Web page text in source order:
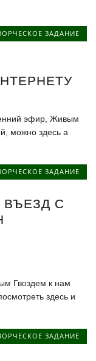
ЗАДАНИЕ
эфир, Живым
можно здесь а
ЗАДАНИЕ
ВЪЕЗД С
Гвоздем к нам
здесь и
ЗАДАНИЕ